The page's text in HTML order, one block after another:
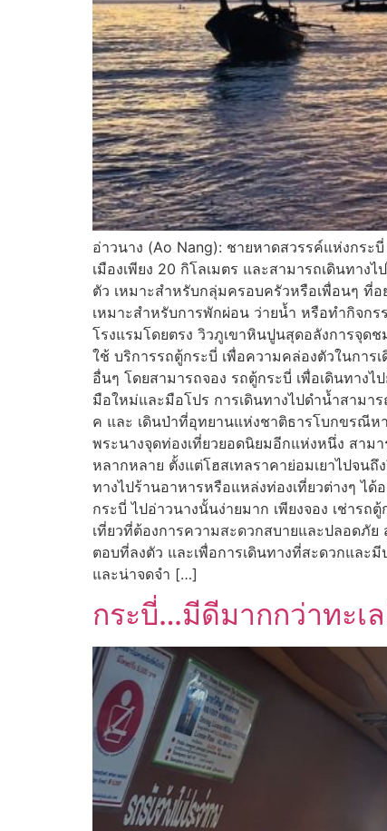
อ่าวนาง (Ao Nang): ชายหาดสวรรค์แห่งกระ
เมืองเพียง 20 กิโลเมตร และสามารถเดินทา
ตัว เหมาะสำหรับกลุ่มครอบครัวหรือเพื่อนๆ ที่
เหมาะสำหรับการพักผ่อน ว่ายน้ำ หรือทำกิจกร
โรงแรมโดยตรง วิวภูเขาหินปูนสุดอลังการจุด
ใช้ บริการรถตู้กระบี่ เพื่อความคล่องตัวในการเ
อื่นๆ โดยสามารถจอง รถตู้กระบี่ เพื่อเดินทาง
มือใหม่และมือโปร การเดินทางไปดำน้ำสามา
ค และ เดินป่าที่อุทยานแห่งชาติธารโบกขรณีห
พระนางจุดท่องเที่ยวยอดนิยมอีกแห่งหนึ่ง สาม
หลากหลาย ตั้งแต่โฮสเทลราคาย่อมเยาไปจน
ทางไปร้านอาหารหรือแหล่งท่องเที่ยวต่างๆ ได้
กระบี่ ไปอ่าวนางนั้นง่ายมาก เพียงจอง เช่าร
เที่ยวที่ต้องการความสะดวกสบายและปลอดภั
ตอบที่ลงตัว และเพื่อการเดินทางที่สะดวกและ
และน่าจดจำ […]
กระบี่…มีดีมากกว่าทะเ